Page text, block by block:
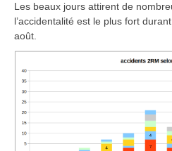
Les beaux jours attirent de
l’accidentalité est le plus fort
août.